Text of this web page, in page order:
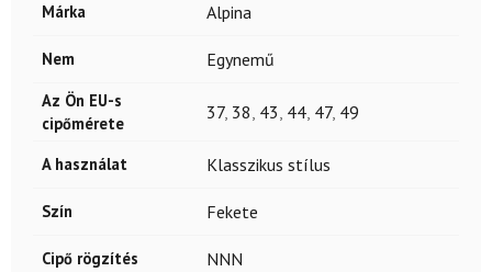
Márka Alpina
Nem Egynemű
Az Ön EU-s
cipőmérete
37, 38, 43, 44, 47, 49
A használat Klasszikus stílus
Szín Fekete
Cipő rögzítés NNN